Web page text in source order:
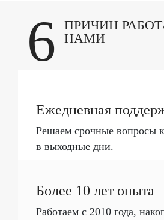
6
ПРИЧИН
НАМИ
Ежедневная
Решаем срочные вопросы
в выходные дни.
Более 10 лет опыта
Работаем с 2010 года,